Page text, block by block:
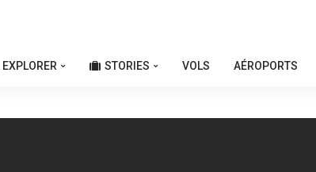
EXPLORER STORIES VOLS AÉROPORTS